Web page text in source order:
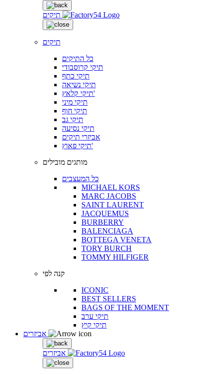
תיקים
תיקים
כל התיקים
תיקי קרוסבודי
תיקי כתף
תיקי נשיאה
תיקי קלאץ'
תיקי מיני
תיקי חוף
תיקי גב
תיקי נסיעה
אביזרי תיקים
תיקי פאוץ'
מותגים מובילים
כל המעצבים
MICHAEL KORS
MARC JACOBS
SAINT LAURENT
JACQUEMUS
BURBERRY
BALENCIAGA
BOTTEGA VENETA
TORY BURCH
TOMMY HILFIGER
קנה לפי
ICONIC
BEST SELLERS
BAGS OF THE MOMENT
תיקי ערב
תיקי קיץ
אביזרים